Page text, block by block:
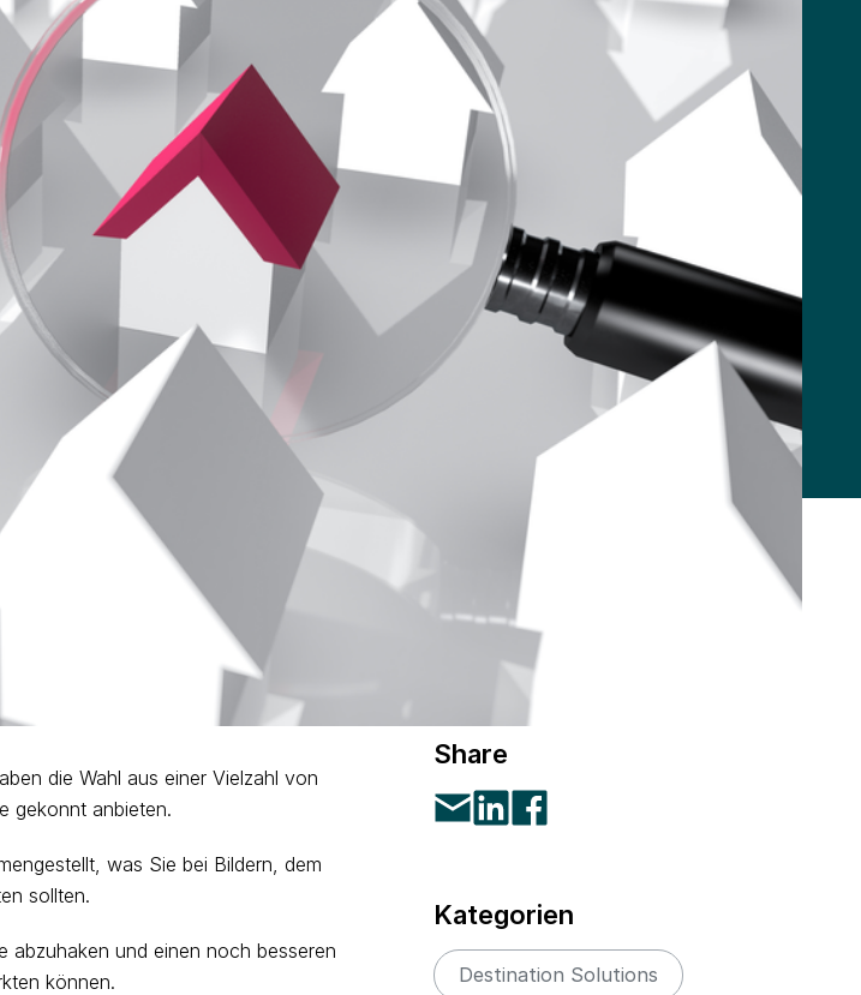
die Wahl aus einer Vielzahl von
gekonnt anbieten.
was Sie bei Bildern, dem
sollten.
abzuhaken und einen noch besseren
können.
Share
Kategorien
Destination Solutions